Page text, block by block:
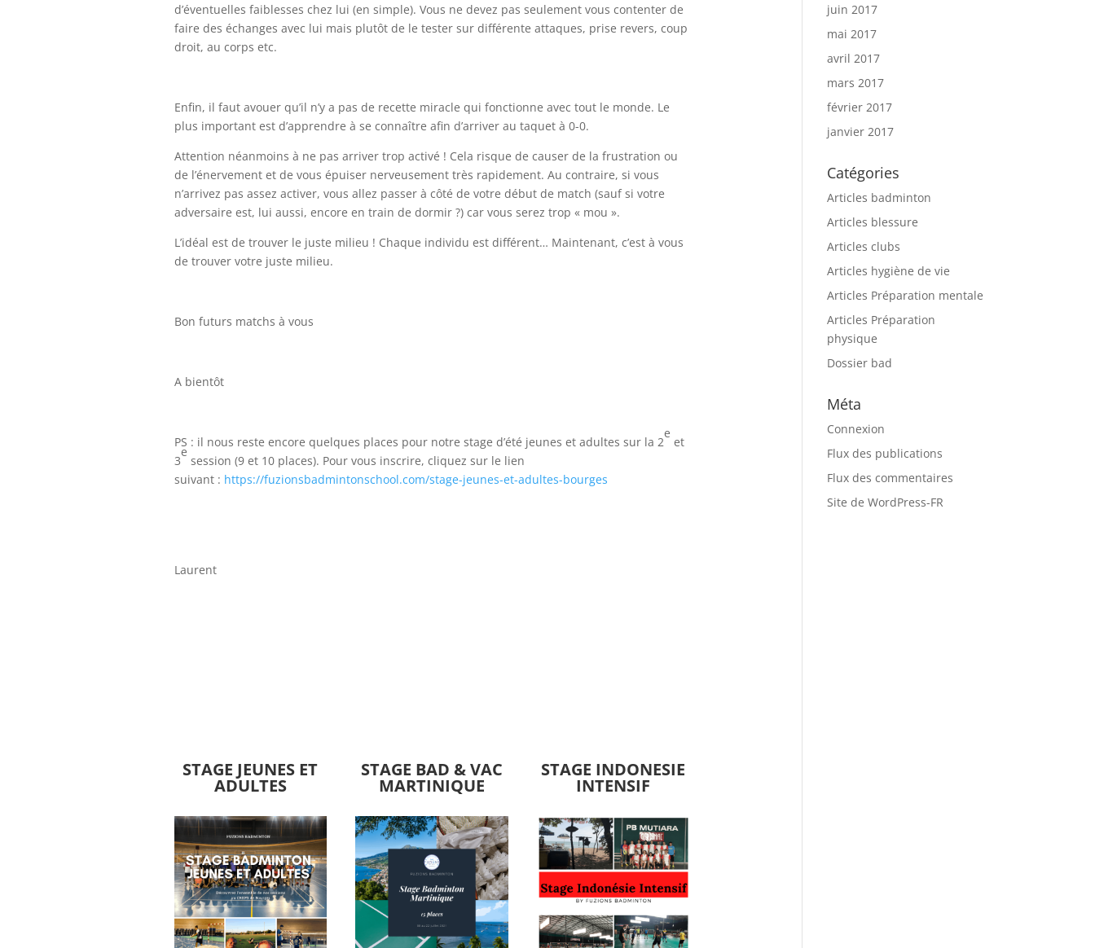
d’éventuelles faiblesses chez lui (en simple). Vous ne devez pas seulement vous contenter de
faire des échanges avec lui mais plutôt de le tester sur différente attaques, prise revers, coup
droit, au corps etc.
Enfin, il faut avouer qu’il n’y a pas de recette miracle qui fonctionne avec tout le monde. Le
plus important est d’apprendre à se connaître afin d’arriver au taquet à 0-0.
Attention néanmoins à ne pas arriver trop activé ! Cela risque de causer de la frustration ou
de l’énervement et de vous épuiser nerveusement très rapidement. Au contraire, si vous
n’arrivez pas assez activer, vous allez passer à côté de votre début de match (sauf si votre
adversaire est, lui aussi, encore en train de dormir ?) car vous serez trop « mou ».
L’idéal est de trouver le juste milieu ! Chaque individu est différent… Maintenant, c’est à vous
de trouver votre juste milieu.
Bon futurs matchs à vous
A bientôt
PS : il nous reste encore quelques places pour notre stage d’été jeunes et adultes sur la 2
e
et
3
e
session (9 et 10 places). Pour vous inscrire, cliquez sur le lien
suivant : https://fuzionsbadmintonschool.com/stage-jeunes-et-adultes-bourges
Laurent
STAGE JEUNES ET
ADULTES
STAGE BAD & VAC
MARTINIQUE
STAGE INDONESIE
INTENSIF
juin 2017
mai 2017
avril 2017
mars 2017
février 2017
janvier 2017
Catégories
Articles badminton
Articles blessure
Articles clubs
Articles hygiène de vie
Articles Préparation mentale
Articles Préparation
physique
Dossier bad
Méta
Connexion
Flux des publications
Flux des commentaires
Site de WordPress-FR